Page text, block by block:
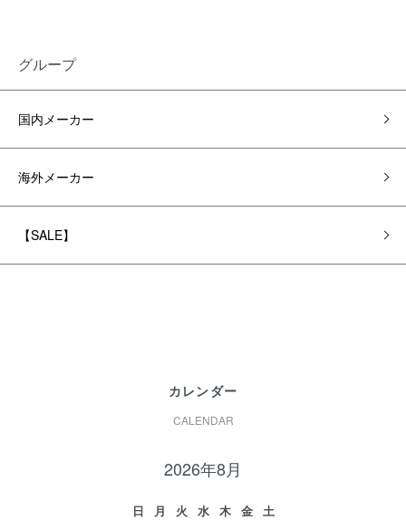
グループ
国内メーカー
海外メーカー
【SALE】
カレンダー
CALENDAR
2026年8月
日 月 火 水 木 金
土